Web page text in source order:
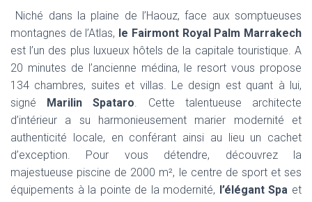
Niché dans la plaine de l’Haouz, face aux somptueuses
montagnes de l’Atlas, le Fairmont Royal Palm Marrakech
est l’un des plus luxueux hôtels de la capitale touristique. A
20 minutes de l’ancienne médina, le resort vous propose
134 chambres, suites et villas. Le design est quant à lui,
signé
Marilin Spataro. Cette talentueuse architecte
d’intérieur a su harmonieusement marier modernité et
authenticité locale, en conférant ainsi au lieu un cachet
d’exception. Pour vous détendre, découvrez la
majestueuse piscine de 2000 m², le centre de sport et ses
équipements à la pointe de la modernité, l’élégant Spa et